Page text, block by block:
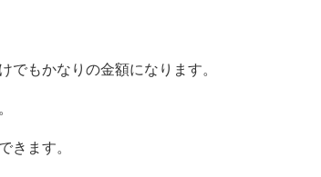
でもかなりの金額になります。
きます。